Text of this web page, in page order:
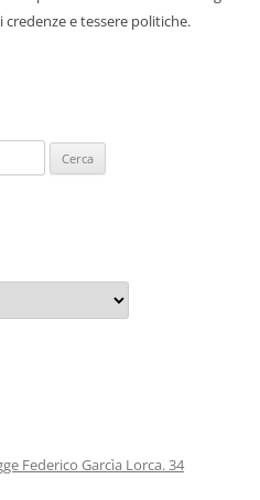
e tessere politiche.
Federico Garcìa Lorca. 34